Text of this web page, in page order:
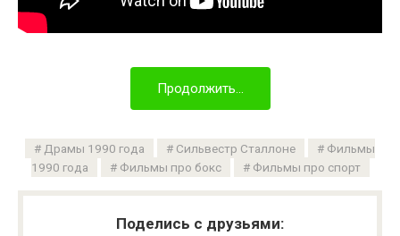
Продолжить...
Драмы 1990 года Сильвестр Сталлоне
Фильмы
1990 года
Фильмы про бокс Фильмы про спорт
Поделись с друзьями: